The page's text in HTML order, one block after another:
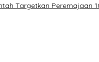
Targetkan Peremajaan